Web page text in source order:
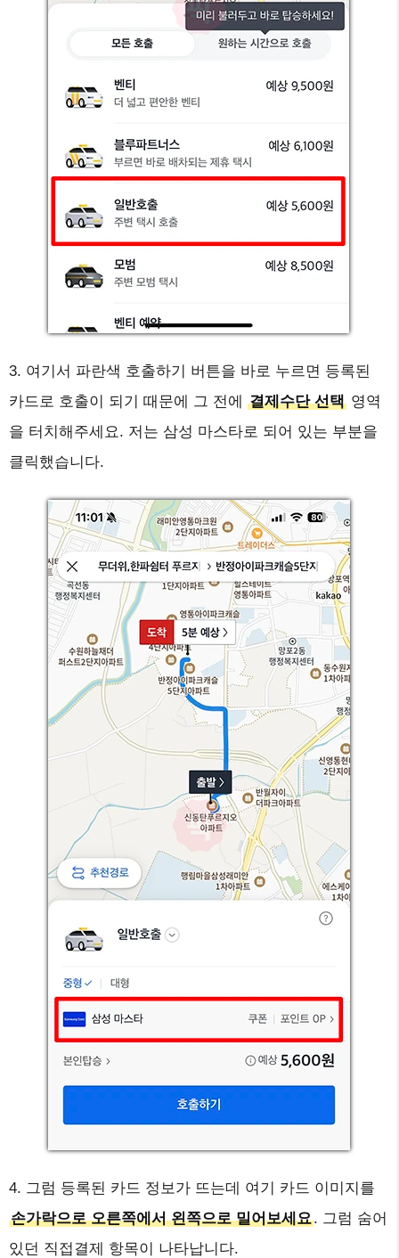
3. 여기서 파란색 호출하기 버튼을 바로 누르면 등록된
카드로 호출이 되기 때문에 그 전에 결제수단 선택 영역
을 터치해주세요. 저는 삼성 마스타로 되어 있는 부분을
클릭했습니다.
4. 그럼 등록된 카드 정보가 뜨는데 여기 카드 이미지를
손가락으로 오른쪽에서 왼쪽으로 밀어보세요. 그럼 숨어
있던 직접결제 항목이 나타납니다.